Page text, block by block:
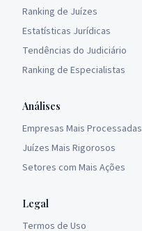
Ranking de Juízes
Estatísticas Jurídicas
Tendências do Judiciário
Ranking de Especialistas
Análises
Empresas Mais Processadas
Juízes Mais Rigorosos
Setores com Mais Ações
Legal
Termos de Uso